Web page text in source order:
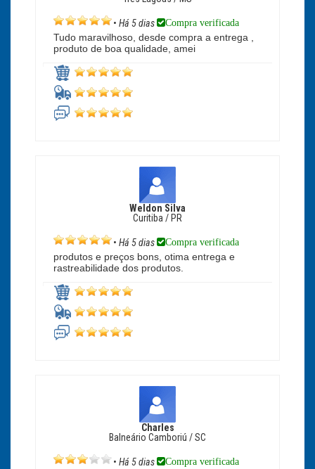
• Há 5 dias Compra verificada
Tudo maravilhoso, desde compra a entrega ,
produto de boa qualidade, amei
Weldon Silva
Curitiba / PR
• Há 5 dias Compra verificada
produtos e preços bons, otima entrega e
rastreabilidade dos produtos.
Charles
Balneário Camboriú / SC
• Há 5 dias Compra verificada